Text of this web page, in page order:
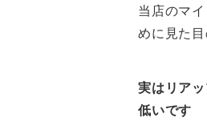
当店のマ
めに見た
実はリア
低いです